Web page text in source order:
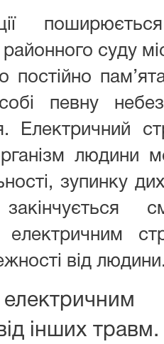
суду
постійно
певну
Електричний
людини
зупинку
електричним
від
інших травм.